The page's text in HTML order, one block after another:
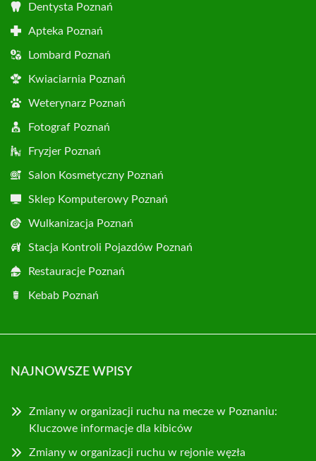
Dentysta Poznań
Apteka Poznań
Lombard Poznań
Kwiaciarnia Poznań
Weterynarz Poznań
Fotograf Poznań
Fryzjer Poznań
Salon Kosmetyczny Poznań
Sklep Komputerowy Poznań
Wulkanizacja Poznań
Stacja Kontroli Pojazdów Poznań
Restauracje Poznań
Kebab Poznań
NAJNOWSZE WPISY
Zmiany w organizacji ruchu na mecze w Poznaniu:
Kluczowe informacje dla kibiców
Zmiany w organizacji ruchu w rejonie węzła